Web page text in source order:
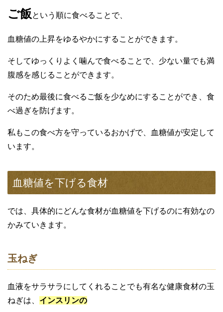
ご飯 という順に食べることで、
血糖値の上昇をゆるやかにすることができます。
そしてゆっくりよく噛んで食べることで、少ない量でも満
腹感を感じることができます。
そのため最後に食べるご飯を少なめにすることができ、食
べ過ぎを防げます。
私もこの食べ方を守っているおかげで、血糖値が安定して
います。
血糖値を下げる食材
では、具体的にどんな食材が血糖値を下げるのに有効なの
かみていきます。
玉ねぎ
血液をサラサラにしてくれることでも有名な健康食材の玉
ねぎは、 インスリンの